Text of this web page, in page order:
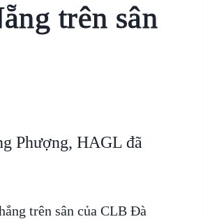
trên sân
Phượng, HAGL đã
trên sân của CLB Đà